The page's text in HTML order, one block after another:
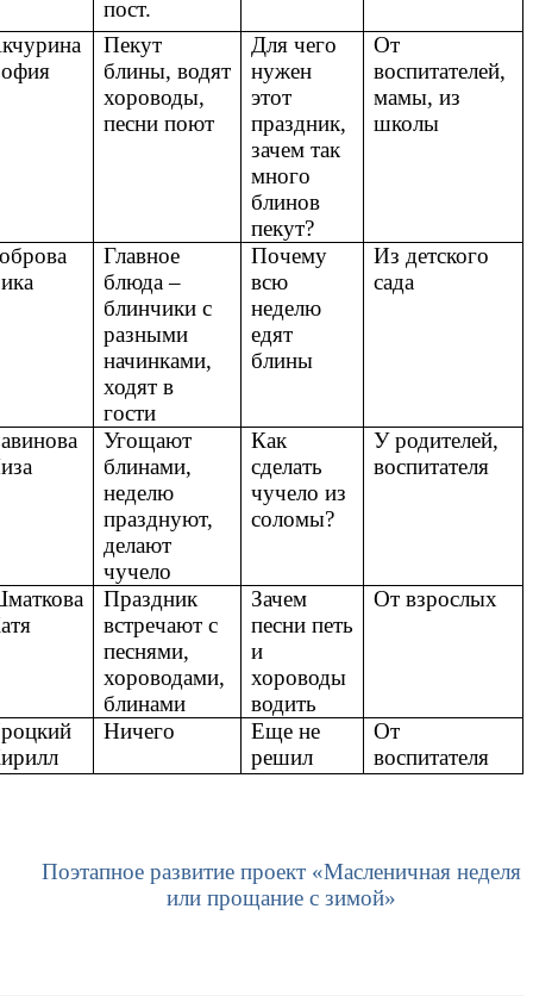
пост.
Пекут
блины, водят
хороводы,
песни поют
Для чего
нужен
этот
праздник,
зачем так
много
блинов
пекут?
От
воспитателей,
мамы, из
школы
Главное
блюда –
блинчики с
разными
начинками,
ходят в
гости
Почему
всю
неделю
едят
блины
Из детского
сада
Угощают
блинами,
неделю
празднуют,
делают
чучело
Как
сделать
чучело из
соломы?
У родителей,
воспитателя
Праздник
встречают с
песнями,
хороводами,
блинами
Зачем
песни петь
и
хороводы
водить
От взрослых
Ничего
Еще не
решил
От
воспитателя
Поэтапное развитие проект «Масленичная неделя
или прощание с зимой»